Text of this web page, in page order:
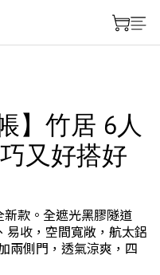
】竹居 6人
又好搭好
款。全遮光黑膠隧道
易收，空間寬敞，航太鋁
兩側門，透氣涼爽，四